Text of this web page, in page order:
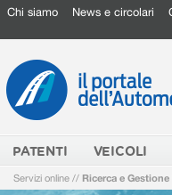
Chi siamo News e circolari
PATENTI VEICOLI
Servizi online // Ricerca e Gestione